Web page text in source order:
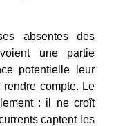
absentes des
une partie
potentielle leur
rendre compte. Le
: il ne croît
captent les